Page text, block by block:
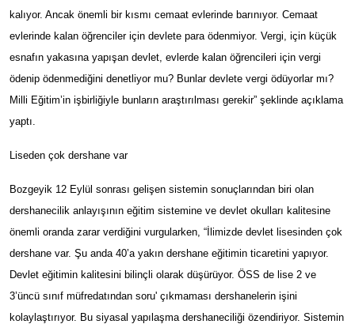
kalıyor. Ancak önemli bir kısmı cemaat evlerinde barınıyor. Cemaat
evlerinde kalan öğrenciler için devlete para ödenmiyor. Vergi, için küçük
esnafın yakasına yapışan devlet, evlerde kalan öğrencileri için vergi
ödenip ödenmediğini denetliyor mu? Bunlar devlete vergi ödüyorlar mı?
Milli Eğitim’in işbirliğiyle bunların araştırılması gerekir” şeklinde açıklama
yaptı.
Liseden çok dershane var
Bozgeyik 12 Eylül sonrası gelişen sistemin sonuçlarından biri olan
dershanecilik anlayışının eğitim sistemine ve devlet okulları kalitesine
önemli oranda zarar verdiğini vurgularken, “İlimizde devlet lisesinden çok
dershane var. Şu anda 40’a yakın dershane eğitimin ticaretini yapıyor.
Devlet eğitimin kalitesini bilinçli olarak düşürüyor. ÖSS de lise 2 ve
3’üncü sınıf müfredatından soru' çıkmaması dershanelerin işini
kolaylaştırıyor. Bu siyasal yapılaşma dershaneciliği özendiriyor. Sistemin